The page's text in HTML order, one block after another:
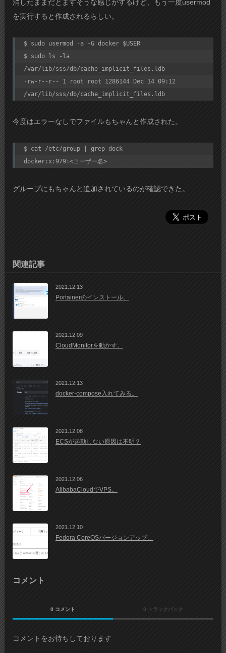
消したままだとまずそうな感じがするけど、もう一度usermod
を実行すると作成されるらしい。
$ sudo usermod -a -G docker $USER
$ sudo ls -la
/var/lib/sss/db/cache_implicit_files.ldb
-rw-r--r-- 1 root root 1286144 Dec 14 09:12
/var/lib/sss/db/cache_implicit_files.ldb
今度はエラーなしでファイルもちゃんと作成された。
$ cat /etc/group | grep dock
docker:x:979:<ユーザー名>
グループにもちゃんと追加されているのが確認できた。
関連記事
2021.12.13
Portainerのインストール。
2021.12.09
CloudMonitorを動かす。
2021.12.13
docker-compose入れてみる。
2021.12.08
ECSが起動しない原因は不明？
2021.12.06
AlibabaCloudでVPS。
2021.12.10
Fedora CoreOSバージョンアップ。
コメント
0 コメント 0 トラックバック
コメントをお待ちしております